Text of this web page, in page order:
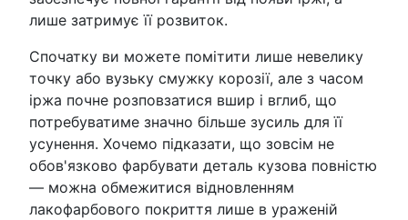
лише затримує її розвиток.
Спочатку ви можете помітити лише невелику
точку або вузьку смужку корозії, але з часом
іржа почне розповзатися вшир і вглиб, що
потребуватиме значно більше зусиль для її
усунення. Хочемо підказати, що зовсім не
обов'язково фарбувати деталь кузова повністю
— можна обмежитися відновленням
лакофарбового покриття лише в ураженій